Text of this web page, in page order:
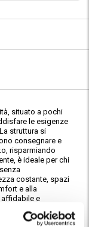
situato a pochi
le esigenze
struttura si
consegnare e
risparmiando
è ideale per chi
costante, spazi
e alla
e